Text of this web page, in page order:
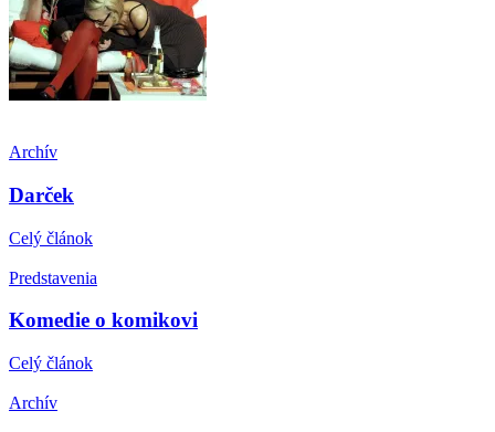
Archív
Darček
Celý článok
Predstavenia
Komedie o komikovi
Celý článok
Archív